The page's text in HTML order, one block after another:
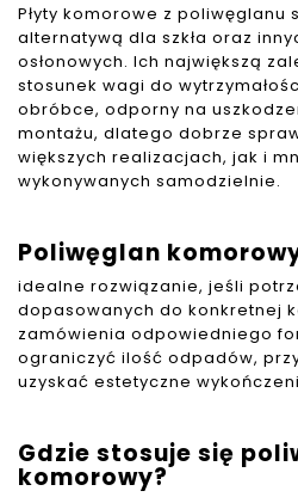
Płyty komorowe z poliwęglanu
alternatywą dla szkła oraz
osłonowych. Ich największą
stosunek wagi do
obróbce, odporny na
montażu, dlatego dobrze
większych realizacjach, jak i
wykonywanych samodzielnie.
Poliwęglan
idealne rozwiązanie, jeśli
dopasowanych do konkretnej
zamówienia odpowiedniego
ograniczyć ilość odpadów,
uzyskać estetyczne
Gdzie stosuje się
komorowy?